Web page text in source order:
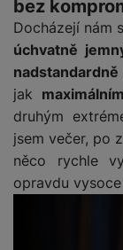
bez
Docházejí nám
úchvatně
jak
druhým
jsem večer, po
něco rychle
opravdu